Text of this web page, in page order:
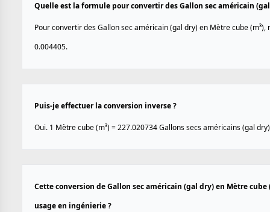
Quelle est la formule pour convertir des Gallon sec américain
Pour convertir des Gallon sec américain (gal dry) en Mètre cube
0.004405.
Puis-je effectuer la conversion inverse ?
Oui. 1 Mètre cube (m³) = 227.020734 Gallons secs américains (gal
Cette conversion de Gallon sec américain (gal dry) en Mètre
usage en ingénierie ?